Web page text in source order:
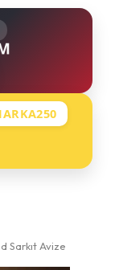
Sarkıt Avize